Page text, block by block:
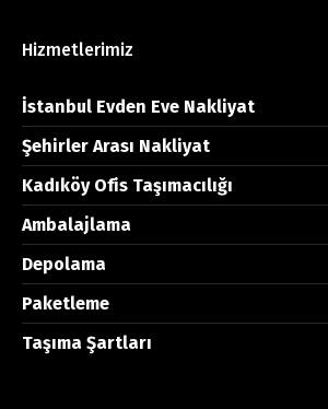
Hizmetlerimiz
İstanbul Evden Eve Nakliyat
Şehirler Arası Nakliyat
Kadıköy Ofis Taşımacılığı
Ambalajlama
Depolama
Paketleme
Taşıma Şartları